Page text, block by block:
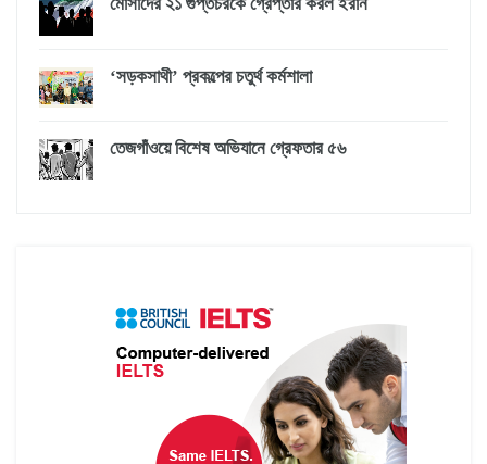
‘সড়কসাথী’ প্রকল্পের চতুর্থ কর্মশালা
তেজগাঁওয়ে বিশেষ অভিযানে গ্রেফতার ৫৬